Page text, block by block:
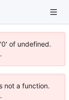
of undefined.
not a function.